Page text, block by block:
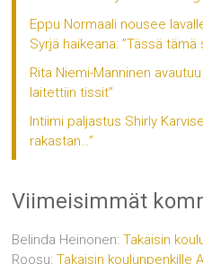
Eppu Normaali nousee
Syrjä haikeana: ”Tässä tämä
Rita Niemi-Manninen
laitettiin tissit”
Intiimi paljastus Shirly
rakastan…”
Viimeisimmät
Belinda Heinonen:Takaisin
Roosu:Takaisin koulunpenkille